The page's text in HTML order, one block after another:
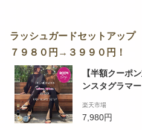
ラッシュガードセットアップ
７９８０円→３９９０円！
【半額クーポ
ンスタグラマ
ル便 2023春夏
【予約販売：
楽天市場
7,980円